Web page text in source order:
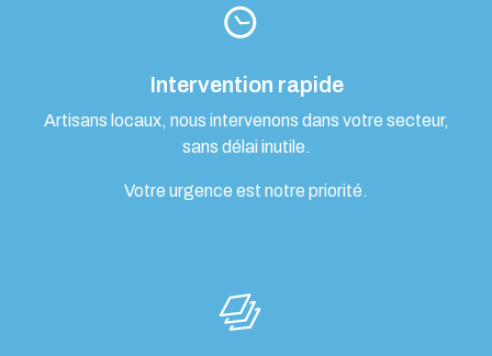
Intervention rapide
Artisans locaux, nous intervenons dans votre secteur,
sans délai inutile.
Votre urgence est notre priorité.